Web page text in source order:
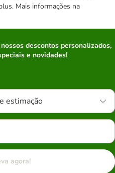
Mais informações na
descontos personalizados,
e novidades!
estimação
agora!